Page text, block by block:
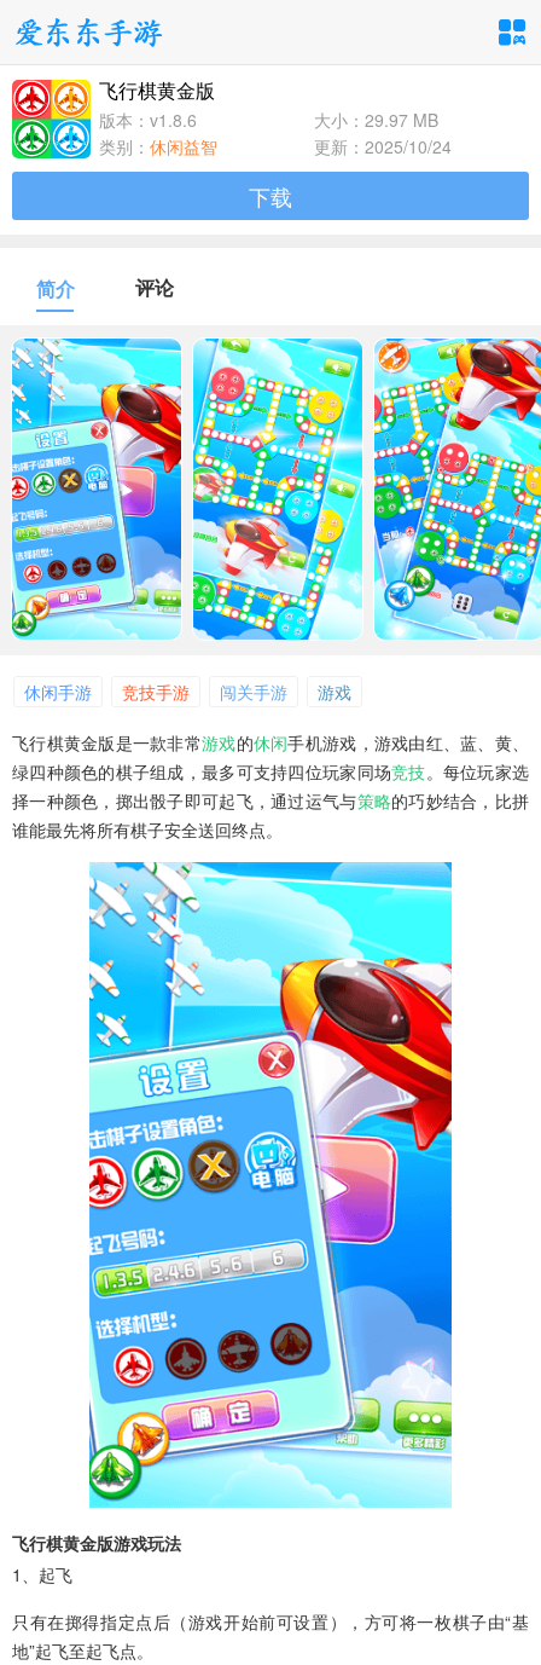
手游分类
卡牌回合
1百+款手游
1百+款手游
体育竞速
1百+款手游
冒险解谜
1百+款手游
模拟经营
1百+款手游
音乐舞蹈
1百+款手游
儿童教育
1百+款手游
飞行棋黄金版
版本：v1.8.6
大小：29.97 MB
类别： 休闲益智 更新：2025/10/24
下载
简介 评论
休闲手游 竞技手游 闯关手游 游戏
飞行棋黄金版是一款非常游戏的休闲手机游戏，游戏由红、蓝、黄、
绿四种颜色的棋子组成，最多可支持四位玩家同场竞技。每位玩家选
择一种颜色，掷出骰子即可起飞，通过运气与策略的巧妙结合，比拼
谁能最先将所有棋子安全送回终点。
飞行棋黄金版游戏玩法
1、起飞
只有在掷得指定点后（游戏开始前可设置），方可将一枚棋子由“基
地”起飞至起飞点。